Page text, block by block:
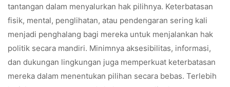
tantangan dalam menyalurkan hak pilihnya. Keterbatasan
fisik, mental, penglihatan, atau pendengaran sering kali
menjadi penghalang bagi mereka untuk menjalankan hak
politik secara mandiri. Minimnya aksesibilitas, informasi,
dan dukungan lingkungan juga memperkuat keterbatasan
mereka dalam menentukan pilihan secara bebas. Terlebih